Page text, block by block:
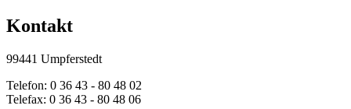
Kontakt
99441 Umpferstedt
Telefon: 0 36 43 - 80 48 02
Telefax: 0 36 43 - 80 48 06